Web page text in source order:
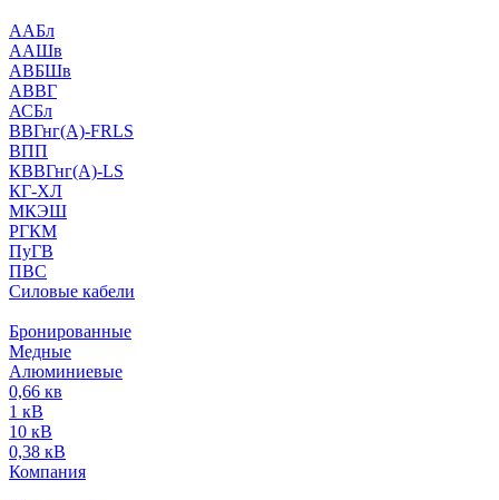
ААБл
ААШв
АВБШв
АВВГ
АСБл
ВВГнг(А)-FRLS
ВПП
КВВГнг(А)-LS
КГ-ХЛ
МКЭШ
РГКМ
ПуГВ
ПВС
Силовые кабели
Бронированные
Медные
Алюминиевые
0,66 кв
1 кВ
10 кВ
0,38 кВ
Компания